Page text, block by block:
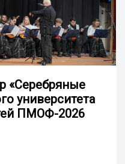
«Серебряные
университета
ПМОФ-2026